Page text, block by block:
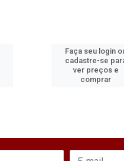
Faça seu login
cadastre-se
ver preços e
comprar